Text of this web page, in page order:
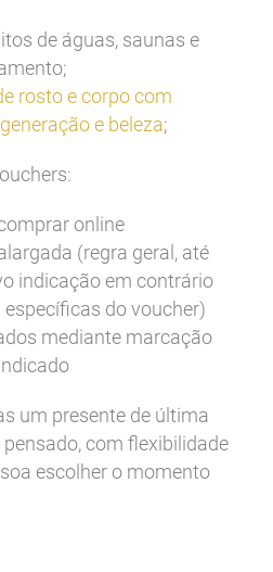
de águas, saunas e
rosto e corpo com
e beleza;
online
(regra geral, até
indicação em contrário
do voucher)
mediante marcação
um presente de última
pensado, com flexibilidade
escolher o momento